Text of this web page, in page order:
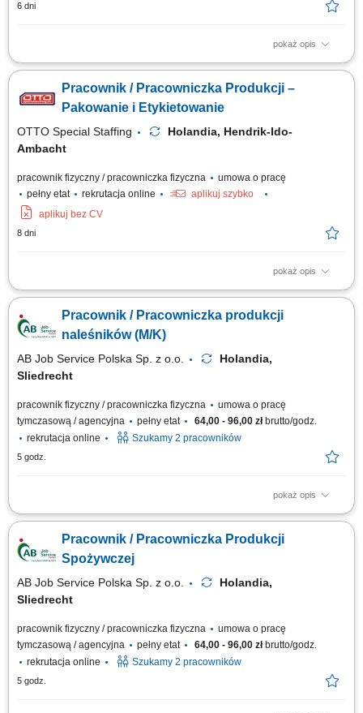
6 dni
pokaż opis
Opis stanowiska Pakowanie i przygotowanie produktów do dalszej
obowiązującymi procedurami jakościowymi; Kontrola poprawności
procesu pakowania i zgodności produktów; Przygotowywanie zamówień
Pracownik / Pracowniczka Produkcji –
Pakowanie i Etykietowanie
OTTO Special Staffing
Holandia, Hendrik-Ido-
Ambacht
pracownik fizyczny / pracowniczka fizyczna
umowa o pracę
pełny etat
rekrutacja online
aplikuj szybko
aplikuj bez CV
8 dni
pokaż opis
Opis stanowiska Realizacja procesu pakowania produktów w środowisku
etykietowania opakowań (butelki, tuby, pudełka) zgodnie z instrukcjami;
Przygotowanie gotowych wyrobów do wysyłki na rynki zagraniczne;
Pracownik / Pracowniczka produkcji
naleśników (M/K)
AB Job Service Polska Sp. z o.o.
Holandia,
Sliedrecht
pracownik fizyczny / pracowniczka fizyczna
umowa o pracę
tymczasową / agencyjna
pełny etat 64,00 - 96,00 złbrutto/godz.
rekrutacja online
Szukamy 2 pracowników
5 godz.
pokaż opis
Zakres obowiązków będziesz zajmować się pakowaniem produktów oraz
produktów do wysyłki, kontrola jakości, dbanie o porządek na stanowisku
pracy, praca zgodnie z zasadami higieny i bezpieczeństwa, dodatkowy
Pracownik / Pracowniczka Produkcji
Spożywczej
AB Job Service Polska Sp. z o.o.
Holandia,
Sliedrecht
pracownik fizyczny / pracowniczka fizyczna
umowa o pracę
tymczasową / agencyjna
pełny etat 64,00 - 96,00 złbrutto/godz.
rekrutacja online
Szukamy 2 pracowników
5 godz.